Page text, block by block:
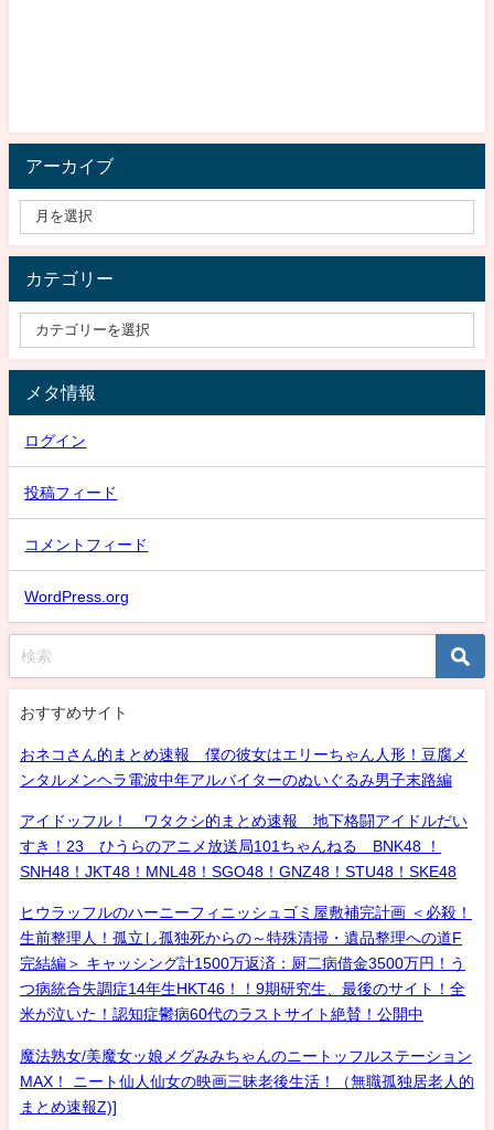
アーカイブ
カテゴリー
メタ情報
ログイン
投稿フィード
コメントフィード
WordPress.org
おすすめサイト
おネコさん的まとめ速報 僕の彼女はエリーちゃん人形！豆腐メ
ンタルメンヘラ電波中年アルバイターのぬいぐるみ男子末路編
アイドッフル！ ワタクシ的まとめ速報 地下格闘アイドルだい
すき！23 ひうらのアニメ放送局101ちゃんねる BNK48 ！
SNH48！JKT48！MNL48！SGO48！GNZ48！STU48！SKE48
ヒウラッフルのハーニーフィニッシュゴミ屋敷補完計画 ＜必殺！
生前整理人！孤立し孤独死からの～特殊清掃・遺品整理への道F
完結編＞ キャッシング計1500万返済：厨二病借金3500万円！う
つ病統合失調症14年生HKT46！！9期研究生、最後のサイト！全
米が泣いた！認知症鬱病60代のラストサイト絶賛！公開中
魔法熟女/美魔女ッ娘メグみみちゃんのニートッフルステーション
MAX！ ニート仙人仙女の映画三昧老後生活！（無職孤独居老人的
まとめ速報Z)]